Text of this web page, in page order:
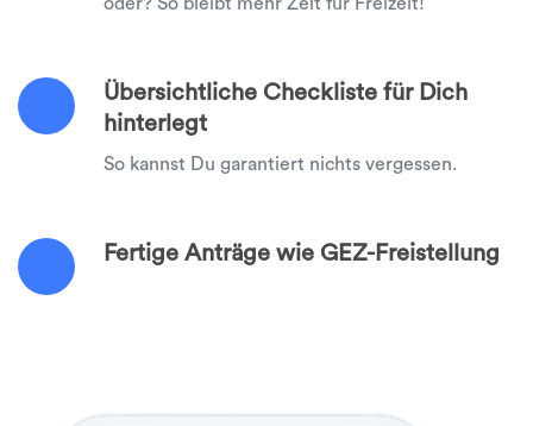
Übersichtliche Checkliste für Dich
hinterlegt
So kannst Du garantiert nichts vergessen.
Fertige Anträge wie GEZ-Freistellung